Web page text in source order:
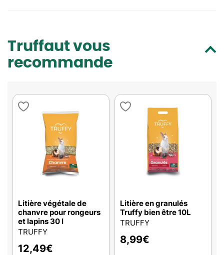
Truffaut vous
recommande
Litière végétale de
chanvre pour rongeurs
et lapins 30 l
TRUFFY
12,49€
Litière en granulés
Truffy bien être 10L
TRUFFY
8,99€